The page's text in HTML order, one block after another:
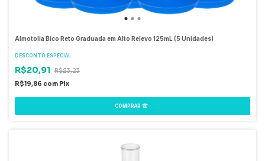
Almotolia Bico Reto Graduada em Alto Relevo 125mL (5 Unidades)
DESCONTO ESPECIAL
R$20,91 R$23,23
R$19,86 com Pix